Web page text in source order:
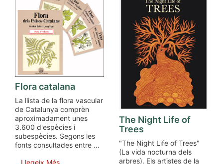
Flora catalana
La llista de la flora vascular
de Catalunya comprèn
aproximadament unes
3.600 d'espècies i
subespècies. Segons les
fonts consultades entre ...
The Night Life of
Trees
"The Night Life of Trees"
(La vida nocturna dels
arbres). Els artistes de la